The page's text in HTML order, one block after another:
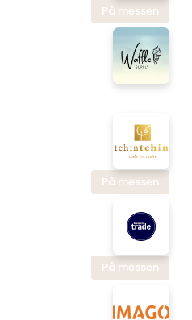
På messen
På messen
På messen